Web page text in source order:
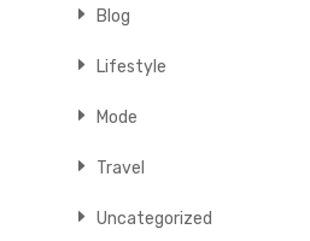
Blog
Lifestyle
Mode
Travel
Uncategorized